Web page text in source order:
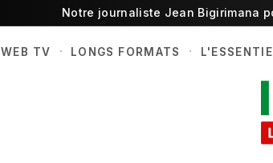
Notre journaliste Jean Bigirimana
WEB TV · LONGS FORMATS ·